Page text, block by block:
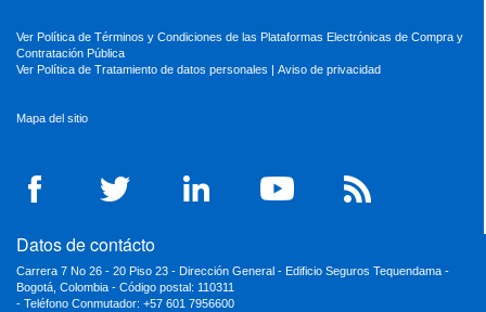
Ver Política de Términos y Condiciones de las Plataformas Electrónicas de Compra y
Contratación Pública
Ver Política de Tratamiento de datos personales
Aviso de privacidad
Mapa del sitio
Datos de contácto
Carrera 7 No 26 - 20 Piso 23 - Dirección General - Edificio Seguros Tequendama -
Bogotá, Colombia - Código postal: 110311
- Teléfono Conmutador: +57 601 7956600